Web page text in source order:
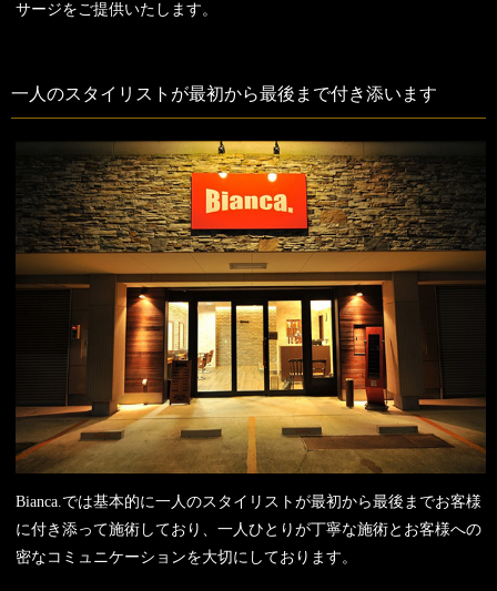
サージをご提供いたします。
一人のスタイリストが最初から最後まで付き添います
Bianca.では基本的に一人のスタイリストが最初から最後までお客様
に付き添って施術しており、一人ひとりが丁寧な施術とお客様への
密なコミュニケーションを大切にしております。